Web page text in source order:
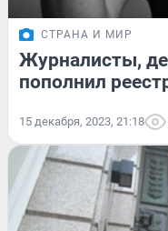
СТРАНА И МИР
Журналисты,
пополнил
15 декабря, 2023, 21:18